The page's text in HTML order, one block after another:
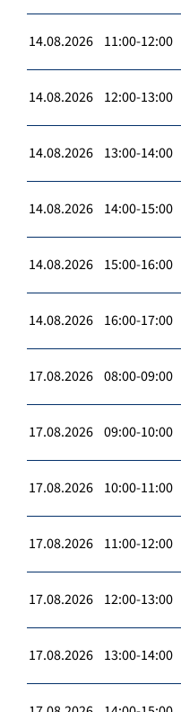
14.08.2026 11:00-12:00
14.08.2026 12:00-13:00
14.08.2026 13:00-14:00
14.08.2026 14:00-15:00
14.08.2026 15:00-16:00
14.08.2026 16:00-17:00
17.08.2026 08:00-09:00
17.08.2026 09:00-10:00
17.08.2026 10:00-11:00
17.08.2026 11:00-12:00
17.08.2026 12:00-13:00
17.08.2026 13:00-14:00